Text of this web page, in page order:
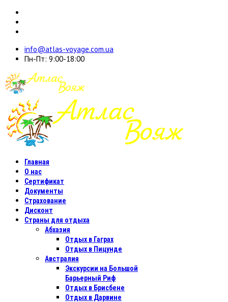
info@atlas-voyage.com.ua
Пн-Пт: 9:00-18:00
Главная
О нас
Сертификат
Документы
Страхование
Дисконт
Страны для отдыха
Абхазия
Отдых в Гаграх
Отдых в Пицунде
Австралия
Экскурсии на Большой
Барьерный Риф
Отдых в Бриcбене
Отдых в Дарвине